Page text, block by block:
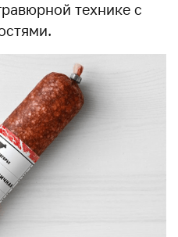
технике с